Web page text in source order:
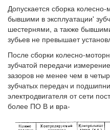
Допускается сборка
бывшими в эксплуатации'
шестернями, а также
зубьев не превышает
После сборки колесно-
зубчатой передачи
зазоров не менее чем в
зубчатых передач и
электродвигателя от сети
более ПО В и вра-